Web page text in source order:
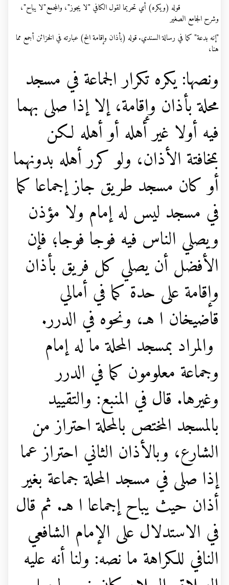
قوله (ويكره) أي تحريما لقول الكافي "لا يجوز"، والمجمع"لا يباح"،
وشرح الجامع الصغير
"إنه بدعة" كما في رسالة السندي. قوله (بأذان وإقامة الخ) عبارته في الخزائن أجمع مما
هنا،
ونصها: يكره تكرار الجماعة في مسجد
محلة بأذان وإقامة، إلا إذا صلى بهما
فيه أولا غير أهله أو أهله لكن
بمخافتة الأذان، ولو كرر أهله بدونهما
أو كان مسجد طريق جاز إجماعا كما
في مسجد ليس له إمام ولا مؤذن
ويصلي الناس فيه فوجا فوجا؛ فإن
الأفضل أن يصلي كل فريق بأذان
وإقامة على حدة كما في أمالي
قاضيخان ا هـ، ونحوه في الدرر.
والمراد بمسجد المحلة ما له إمام
وجماعة معلومون كما في الدرر
وغيرها. قال في المنبع: والتقييد
بالمسجد المختص بالمحلة احتراز من
الشارع، وبالأذان الثاني احتراز عما
إذا صلى في مسجد المحلة جماعة بغير
أذان حيث يباح إجماعا ا هـ. ثم قال
في الاستدلال على الإمام الشافعي
النافي للكراهة ما نصه: ولنا أنه عليه